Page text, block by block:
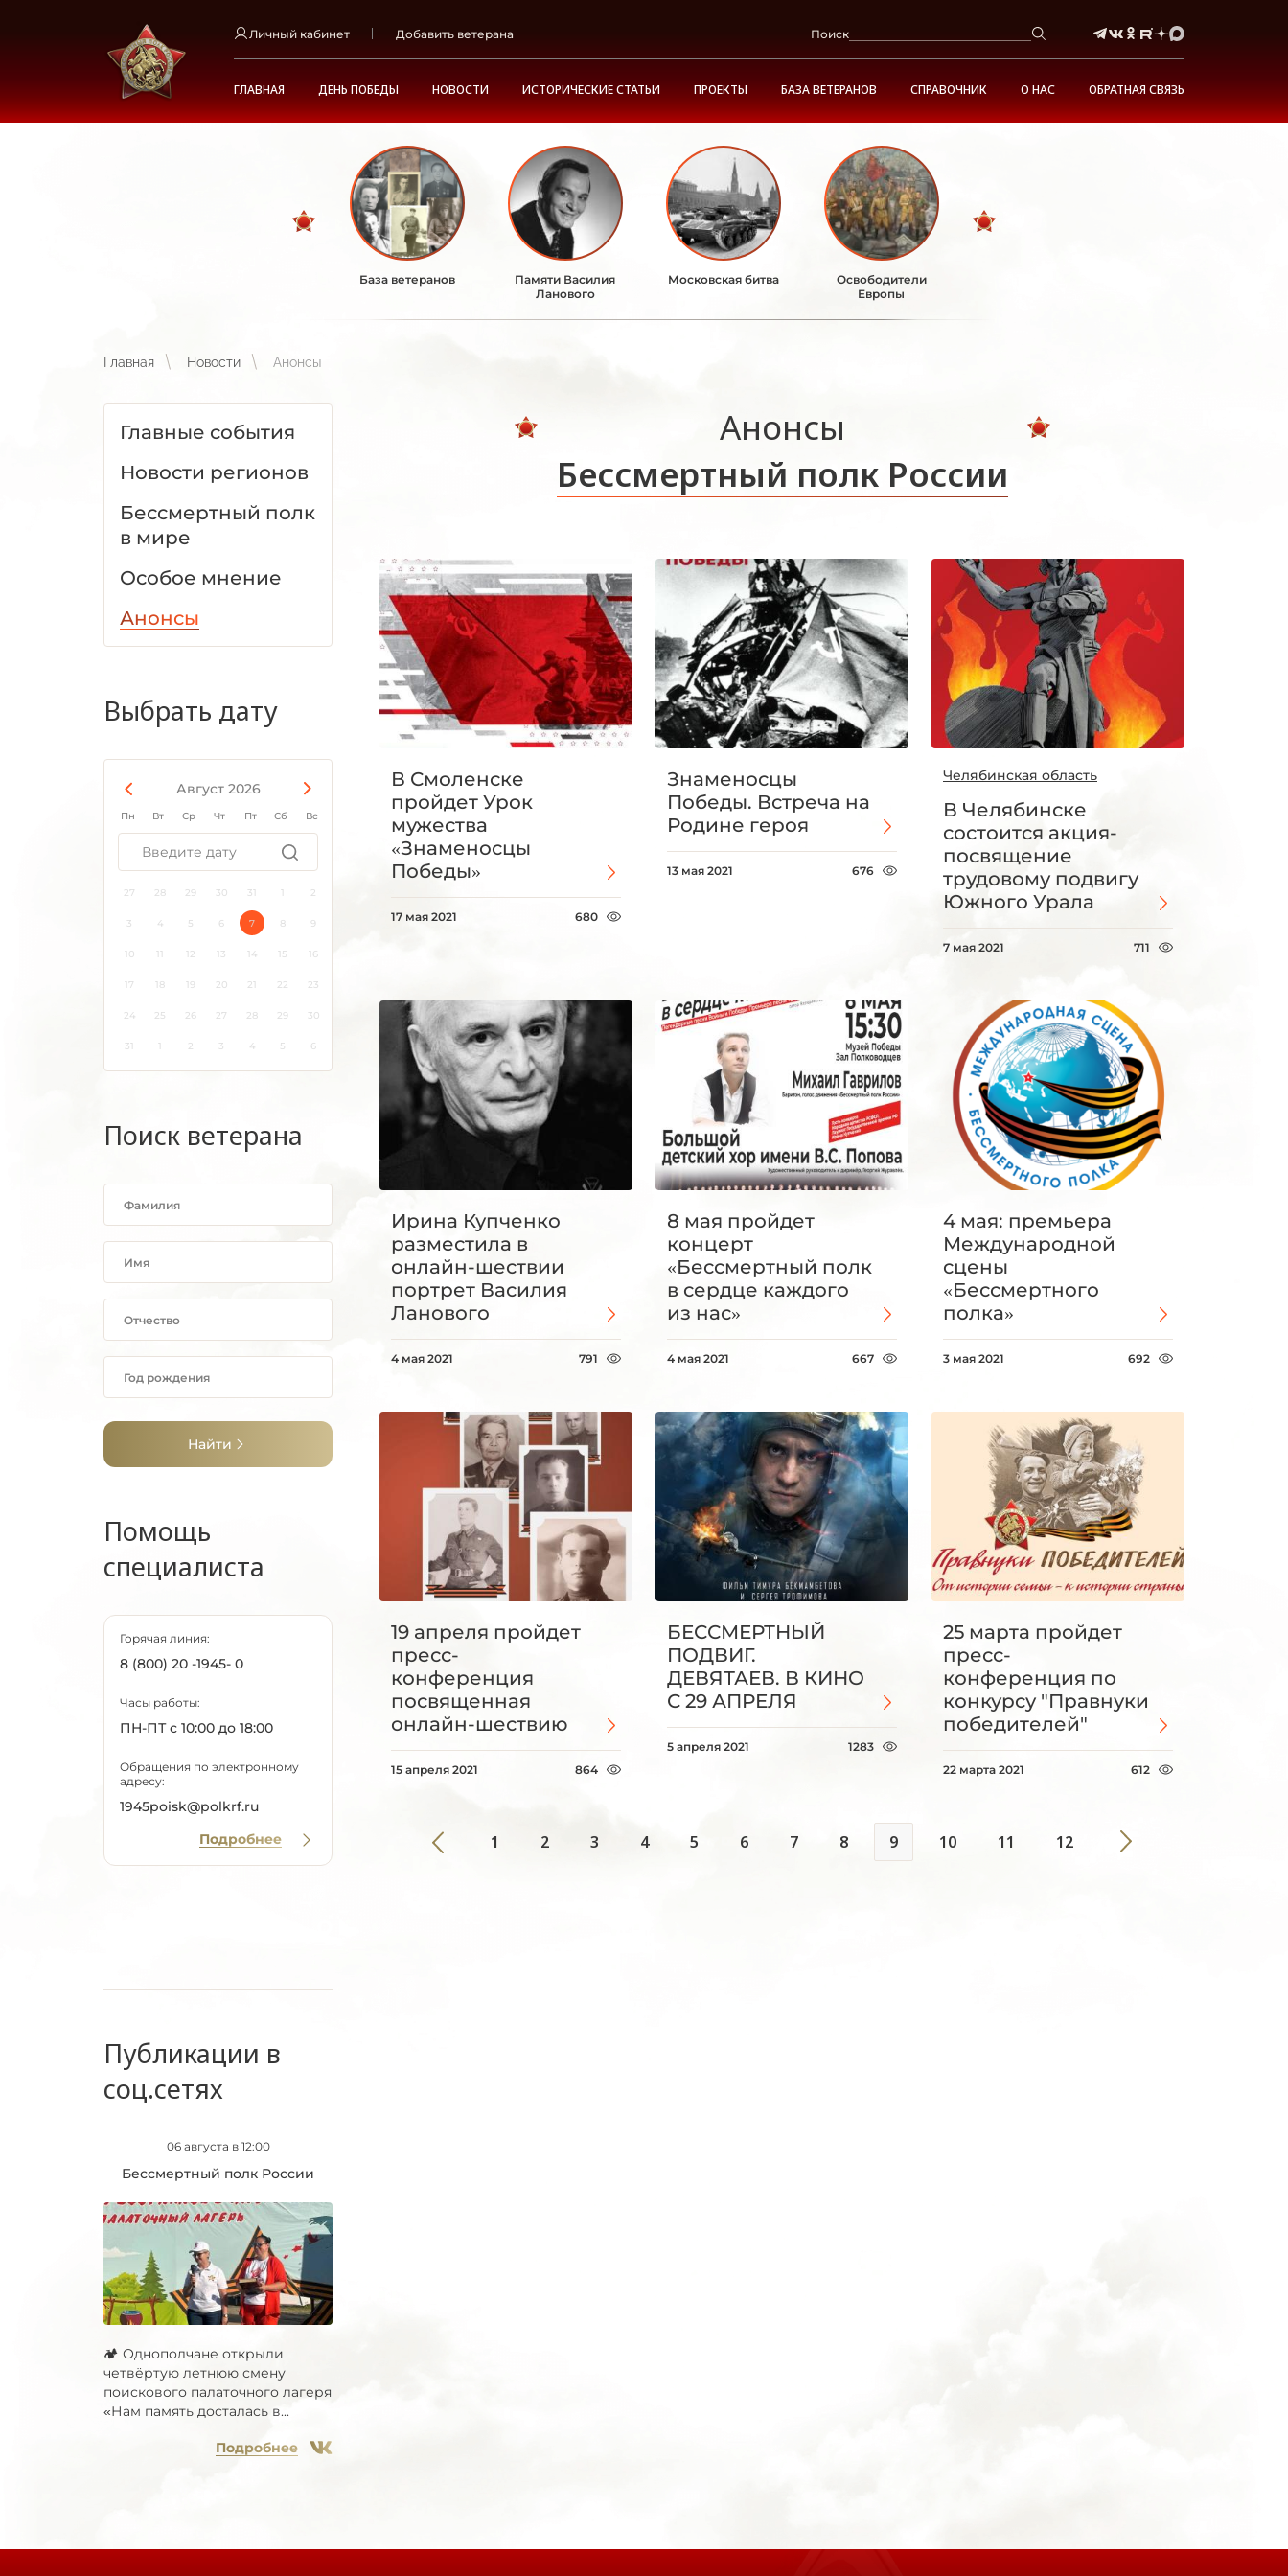
Личный кабинет Добавить ветерана Поиск
ГЛАВНАЯ ДЕНЬ ПОБЕДЫ НОВОСТИ ИСТОРИЧЕСКИЕ СТАТЬИ ПРОЕКТЫ БАЗА ВЕТЕРАНОВ СПРАВОЧНИК О НАС ОБРАТНАЯ СВЯЗЬ
База ветеранов
Памяти Василия
Ланового
Московская битва
Освободители
Европы
Главная Новости Анонсы
Главные события
Новости регионов
Бессмертный полк
в мире
Особое мнение
Анонсы
Выбрать дату
Август 2026
Пн Вт Ср Чт Пт Сб Вс
27 28 29 30 31 1 2
3 4 5 6 7 8 9
10 11 12 13 14 15 16
17 18 19 20 21 22 23
24 25 26 27 28 29 30
31 1 2 3 4 5 6
Поиск ветерана
Найти
Помощь
специалиста
Горячая линия:
8 (800) 20 -1945- 0
Часы работы:
ПН-ПТ с 10:00 до 18:00
Обращения по электронному
адресу:
1945poisk@polkrf.ru
Подробнее
Публикации в
соц.сетях
06 августа в 12:00
Бессмертный полк России
🏕 Однополчане открыли
четвёртую летнюю смену
поискового палаточного лагеря
«Нам память досталась в...
Подробнее
Анонсы
Бессмертный полк России
В Смоленске
пройдет Урок
мужества
«Знаменосцы
Победы»
17 мая 2021 680
Знаменосцы
Победы. Встреча на
Родине героя
13 мая 2021 676
Челябинская область
В Челябинске
состоится акция-
посвящение
трудовому подвигу
Южного Урала
7 мая 2021 711
Ирина Купченко
разместила в
онлайн-шествии
портрет Василия
Ланового
4 мая 2021 791
8 мая пройдет
концерт
«Бессмертный полк
в сердце каждого
из нас»
4 мая 2021 667
4 мая: премьера
Международной
сцены
«Бессмертного
полка»
3 мая 2021 692
19 апреля пройдет
пресс-
конференция
посвященная
онлайн-шествию
15 апреля 2021 864
БЕССМЕРТНЫЙ
ПОДВИГ.
ДЕВЯТАЕВ. В КИНО
С 29 АПРЕЛЯ
5 апреля 2021 1283
25 марта пройдет
пресс-
конференция по
конкурсу "Правнуки
победителей"
22 марта 2021 612
1 2 3 4 5 6 7 8 9 10 11 12